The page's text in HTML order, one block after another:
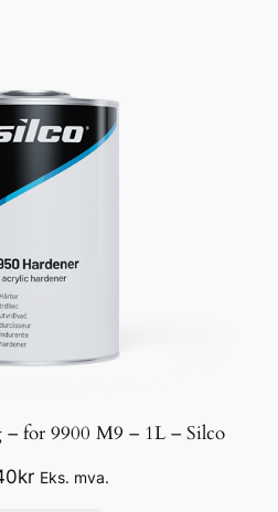
for 9900 M9 – 1L – Silco
kr Eks. mva.